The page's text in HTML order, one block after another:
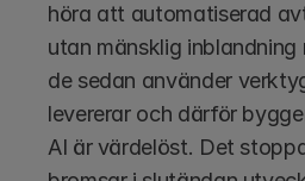
höra att automatiserad
utan mänsklig inblandning
de sedan använder
levererar och därför
AI är värdelöst. Det